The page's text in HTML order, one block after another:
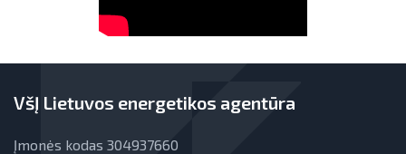
VšĮ Lietuvos energetikos agentūra
Įmonės kodas 304937660